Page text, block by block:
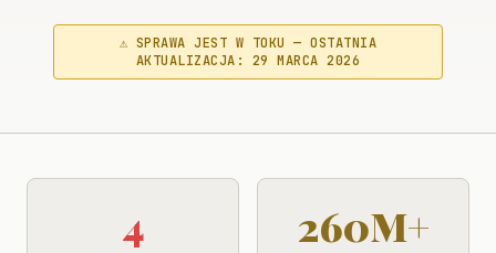
⚠ SPRAWA JEST W TOKU — OSTATNIA
AKTUALIZACJA: 29 MARCA 2026
4 260M+